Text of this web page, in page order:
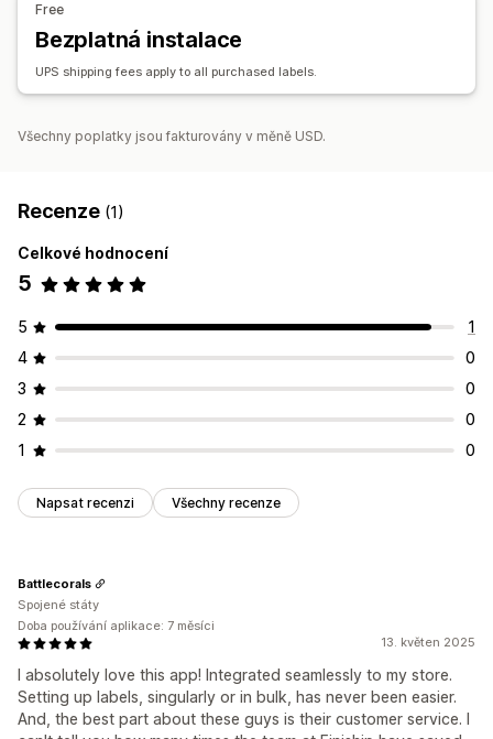
Synchronizace objednávek
Značková stránka pro sledování
Aktualizace objednávek
Analytika přepravy
Free
Bezplatná instalace
UPS shipping fees apply to all purchased labels.
Všechny poplatky jsou fakturovány v měně USD.
Recenze (1)
Celkové hodnocení
5
5
1
4
0
3
0
2
0
1
0
Napsat recenzi Všechny recenze
13. květen 2025
I absolutely love this app! Integrated seamlessly to my store.
Setting up labels, singularly or in bulk, has never been easier.
And, the best part about these guys is their customer service. I
Battlecorals
Spojené státy
Doba používání aplikace: 7 měsíci